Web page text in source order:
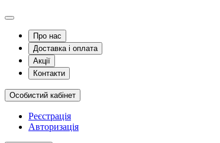
Про нас
Доставка і оплата
Акції
Контакти
Особистий кабінет
Реєстрація
Авторизація